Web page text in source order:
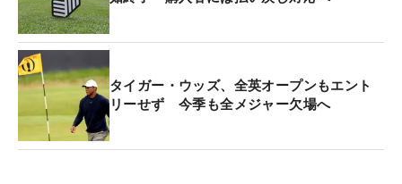
タイガー・ウッズ、全英オープンもエント
リーせず 今季も全メジャー欠場へ